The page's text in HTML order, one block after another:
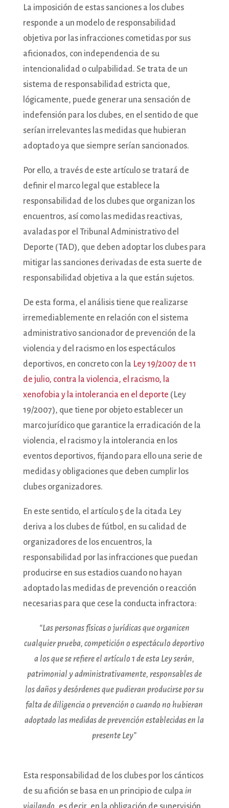
La imposición de estas sanciones a los clubes
responde a un modelo de responsabilidad
objetiva por las infracciones cometidas por sus
aficionados, con independencia de su
intencionalidad o culpabilidad. Se trata de un
sistema de responsabilidad estricta que,
lógicamente, puede generar una sensación de
indefensión para los clubes, en el sentido de que
serían irrelevantes las medidas que hubieran
adoptado ya que siempre serían sancionados.
Por ello, a través de este artículo se tratará de
definir el marco legal que establece la
responsabilidad de los clubes que organizan los
encuentros, así como las medidas reactivas,
avaladas por el Tribunal Administrativo del
Deporte (TAD), que deben adoptar los clubes para
mitigar las sanciones derivadas de esta suerte de
responsabilidad objetiva a la que están sujetos.
De esta forma, el análisis tiene que realizarse
irremediablemente en relación con el sistema
administrativo sancionador de prevención de la
violencia y del racismo en los espectáculos
deportivos, en concreto con la Ley 19/2007 de 11
de julio, contra la violencia, el racismo, la
xenofobia y la intolerancia en el deporte (Ley
19/2007), que tiene por objeto establecer un
marco jurídico que garantice la erradicación de la
violencia, el racismo y la intolerancia en los
eventos deportivos, fijando para ello una serie de
medidas y obligaciones que deben cumplir los
clubes organizadores.
En este sentido, el artículo 5 de la citada Ley
deriva a los clubes de fútbol, en su calidad de
organizadores de los encuentros, la
responsabilidad por las infracciones que puedan
producirse en sus estadios cuando no hayan
adoptado las medidas de prevención o reacción
necesarias para que cese la conducta infractora:
“Las personas físicas o jurídicas que organicen
cualquier prueba, competición o espectáculo deportivo
a los que se refiere el artículo 1 de esta Ley serán,
patrimonial y administrativamente, responsables de
los daños y desórdenes que pudieran producirse por su
falta de diligencia o prevención o cuando no hubieran
adoptado las medidas de prevención establecidas en la
presente Ley”
Esta responsabilidad de los clubes por los cánticos
de su afición se basa en un principio de culpa in